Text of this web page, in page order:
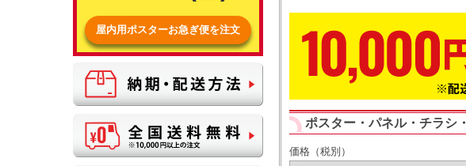
ポスター・パネル・チラシ
価格（税別）